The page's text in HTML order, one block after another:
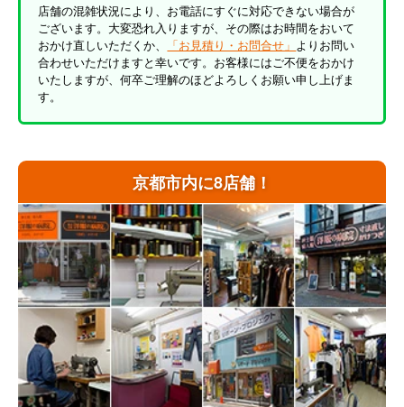
京都市内に8店舗！
店舗の混雑状況により、お電話にすぐに対応できない場合が
ございます。大変恐れ入りますが、その際はお時間をおいて
おかけ直しいただくか、
「お見積り・お問合せ」 よりお問い
合わせいただけますと幸いです。お客様にはご不便をおかけ
いたしますが、何卒ご理解のほどよろしくお願い申し上げま
す。